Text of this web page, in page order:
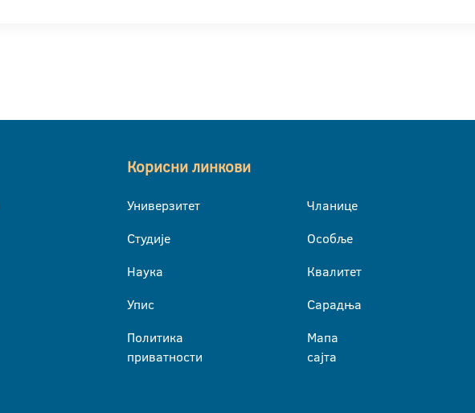
Корисни линкови
Универзитет
Студије
Наука
Упис
Политика
приватности
Чланице
Особље
Квалитет
Сарадња
Мапа
сајта